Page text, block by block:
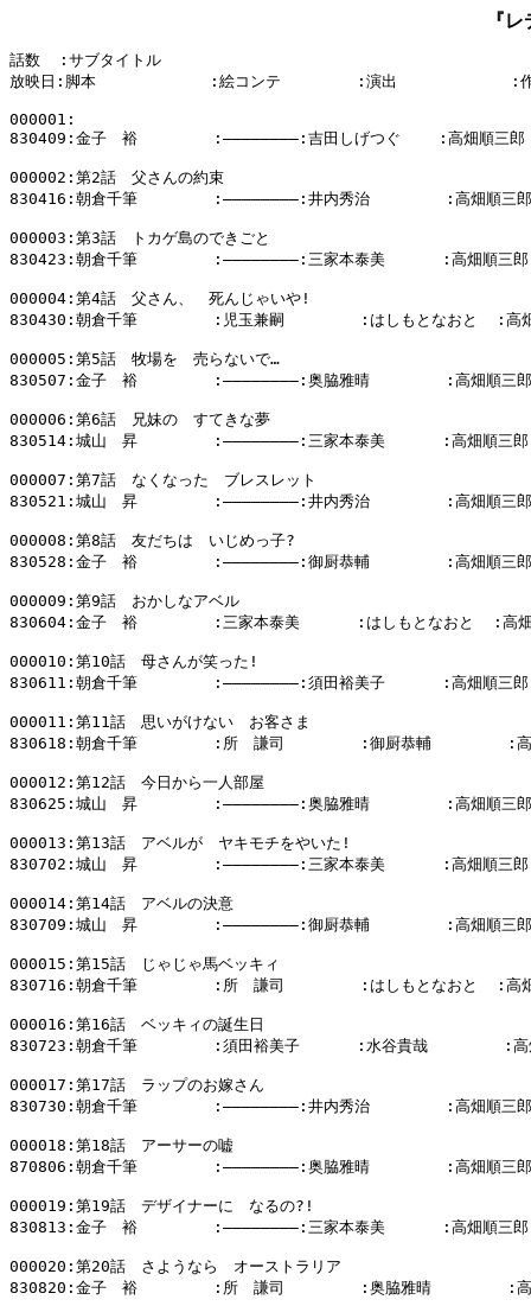
『
話数  :サブタイトル
放映日:脚本            :絵コンテ        :演出            :作
000001:
830409:金子　裕        :――――――――:吉田しげつぐ    :高畑順三郎
000002:第2話　父さんの約束
830416:朝倉千筆        :――――――――:井内秀治        :高畑順三郎
000003:第3話　トカゲ島のできごと
830423:朝倉千筆        :――――――――:三家本泰美      :高畑順三郎
000004:第4話　父さん、　死んじゃいや!
830430:朝倉千筆        :児玉兼嗣        :はしもとなおと  :高畑
000005:第5話　牧場を　売らないで…
830507:金子　裕        :――――――――:奥脇雅晴        :高畑順三郎
000006:第6話　兄妹の　すてきな夢
830514:城山　昇        :――――――――:三家本泰美      :高畑順三郎
000007:第7話　なくなった　ブレスレット
830521:城山　昇        :――――――――:井内秀治        :高畑順三郎
000008:第8話　友だちは　いじめっ子?
830528:金子　裕        :――――――――:御厨恭輔        :高畑順三郎
000009:第9話　おかしなアベル
830604:金子　裕        :三家本泰美      :はしもとなおと  :高畑
000010:第10話　母さんが笑った!
830611:朝倉千筆        :――――――――:須田裕美子      :高畑順三郎
000011:第11話　思いがけない　お客さま
830618:朝倉千筆        :所　謙司        :御厨恭輔        :高
000012:第12話　今日から一人部屋
830625:城山　昇        :――――――――:奥脇雅晴        :高畑順三郎
000013:第13話　アベルが　ヤキモチをやいた!
830702:城山　昇        :――――――――:三家本泰美      :高畑順三郎
000014:第14話　アベルの決意
830709:城山　昇        :――――――――:御厨恭輔        :高畑順三郎
000015:第15話　じゃじゃ馬ベッキィ
830716:朝倉千筆        :所　謙司        :はしもとなおと  :高畑
000016:第16話　ベッキィの誕生日
830723:朝倉千筆        :須田裕美子      :水谷貴哉        :高
000017:第17話　ラップのお嫁さん
830730:朝倉千筆        :――――――――:井内秀治        :高畑順三郎
000018:第18話　アーサーの嘘
870806:朝倉千筆        :――――――――:奥脇雅晴        :高畑順三郎
000019:第19話　デザイナーに　なるの?!
830813:金子　裕        :――――――――:三家本泰美      :高畑順三郎
000020:第20話　さようなら　オーストラリア
830820:金子　裕        :所　謙司        :奥脇雅晴        :高